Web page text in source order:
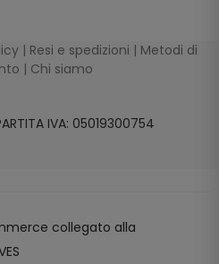
| Resi e spedizioni | Metodi di
| Chi siamo
IVA: 05019300754
collegato alla